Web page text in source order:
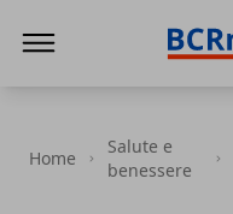
Home
Salute e
benessere